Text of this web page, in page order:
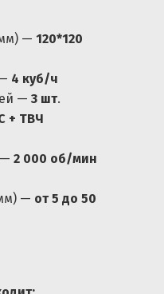
— 120*120
4 куб/ч
— 3 шт.
+ ТВЧ
2 000 об/мин
— от 5 до 50